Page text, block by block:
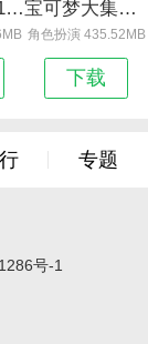
蓝月战神2018版 宝可梦大集结日服
角色扮演 435.52MB
下载
专题
号-1